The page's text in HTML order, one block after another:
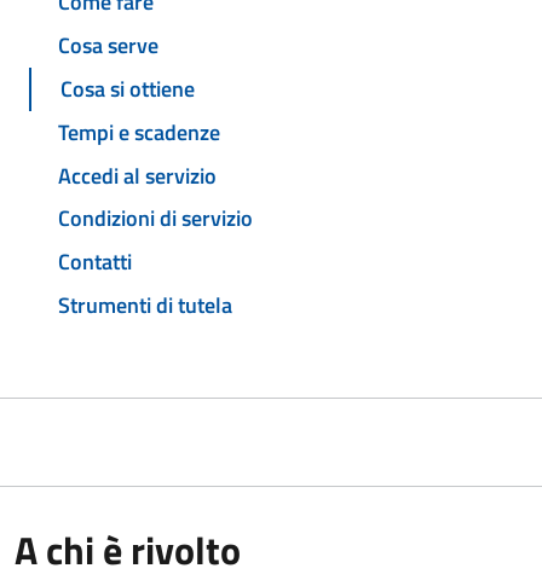
Cosa serve
Cosa si ottiene
Tempi e scadenze
Accedi al servizio
Condizioni di servizio
Contatti
Strumenti di tutela
A chi è rivolto